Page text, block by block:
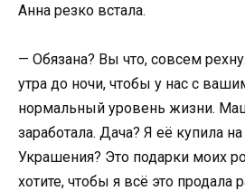
Анна резко встала.
— Обязана? Вы что, совсем
утра до ночи, чтобы у нас с
нормальный уровень жизни.
заработала. Дача? Я её купила
Украшения? Это подарки моих
хотите, чтобы я всё это продала